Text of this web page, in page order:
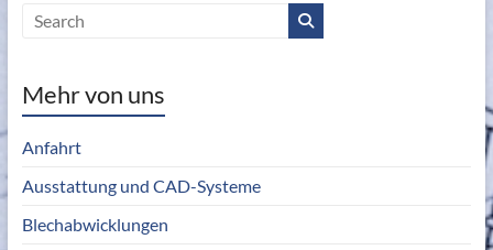
Mehr von uns
Anfahrt
Ausstattung und CAD-Systeme
Blechabwicklungen